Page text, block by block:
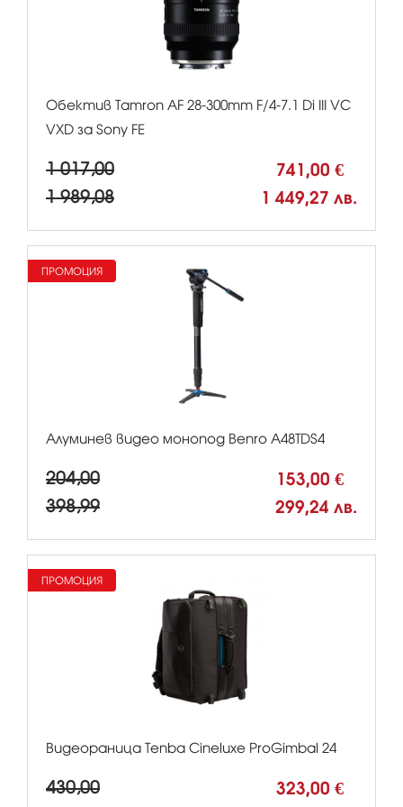
Обектив Tamron AF 28-300mm F/4-7.1 Di III VC
VXD за Sony FE
1 017,00 741,00 €
1 989,08 1 449,27 лв.
Алуминев видео монопод Benro A48TDS4
204,00 153,00 €
398,99 299,24 лв.
ПРОМОЦИЯ
Видеораница Tenba Cineluxe ProGimbal 24
430,00 323,00 €
ПРОМОЦИЯ